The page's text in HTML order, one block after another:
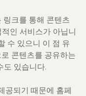
링크를 통해 콘텐츠
인 서비스가 아닙니
수 있으니 이 점 유
콘텐츠를 공유하는
도 있습니다.
공되기 때문에 홈페